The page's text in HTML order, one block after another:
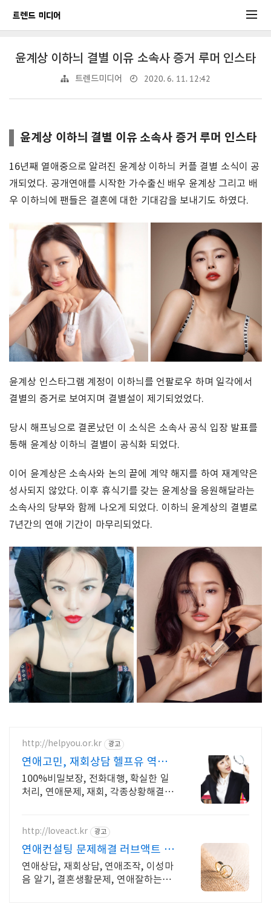
윤계상 이하늬 결별 이유 소속사 증거 루머 인스타
트렌드미디어 2020. 6. 11. 12:42
윤계상 이하늬 결별 이유 소속사 증거 루머 인스타
16년째 열애중으로 알려진 윤계상 이하늬 커플 결별 소식이 공
개되었다. 공개연애를 시작한 가수출신 배우 윤계상 그리고 배
우 이하늬에 팬들은 결혼에 대한 기대감을 보내기도 하였다.
윤계상 인스타그램 계정이 이하늬를 언팔로우 하며 일각에서
결별의 증거로 보여지며 결별설이 제기되었었다.
당시 해프닝으로 결론났던 이 소식은 소속사 공식 입장 발표를
통해 윤계상 이하늬 결별이 공식화 되었다.
이어 윤계상은 소속사와 논의 끝에 계약 해지를 하여 재계약은
성사되지 않았다. 이후 휴식기를 갖는 윤계상을 응원해달라는
소속사의 당부와 함께 나오게 되었다. 이하늬 윤계상의 결별로
7년간의 연애 기간이 마무리되었다.
http://helpyou.or.kr 광고
연애고민, 재회상담 헬프유 역할
대행, 상황연출 전문업체
100%비밀보장, 전화대행, 확실한 일
처리, 연애문제, 재회, 각종상황해결전
결이 가능합니다.
http://loveact.kr 광고
연애컨설팅 문제해결 러브액트 역
할대행운영 실전경험 충분
연애상담, 재회상담, 연애조작, 이성마
음 알기, 결혼생활문제, 연애잘하는법